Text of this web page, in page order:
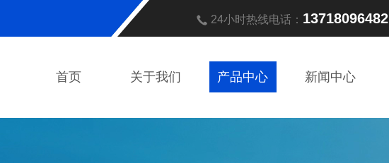
24小时热线电话： 13718096482
首页 关于我们 产品中心 新闻中心